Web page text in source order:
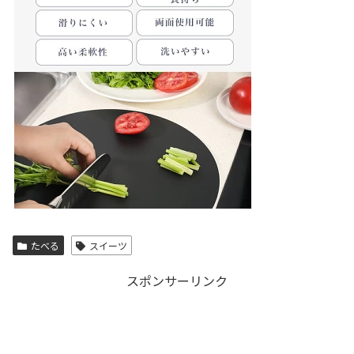
たべる スイーツ
スポンサーリンク